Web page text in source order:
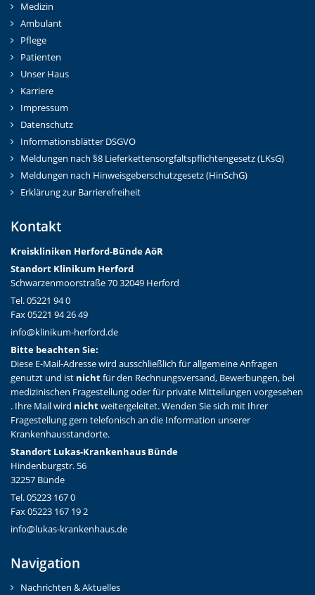
Medizin
Ambulant
Pflege
Patienten
Unser Haus
Karriere
Impressum
Datenschutz
Informationsblätter DSGVO
Meldungen nach §8 Lieferkettensorgfaltspflichtengesetz (LKsG)
Meldungen nach Hinweisgeberschutzgesetz (HinSchG)
Erklärung zur Barrierefreiheit
Kontakt
Kreiskliniken Herford-Bünde AöR
Standort Klinikum Herford
Schwarzenmoorstraße 70 32049 Herford
Tel. 05221 94 0
Fax 05221 94 26 49
info@klinikum-herford.de
Bitte beachten Sie:
Diese E-Mail-Adresse wird ausschließlich für allgemeine Anfragen
genutzt und ist nichtfür den Rechnungsversand, Bewerbungen, bei
medizinischen Fragestellung oder für private Mitteilungen vorgesehen
. Ihre Mail wird nichtweitergeleitet. Wenden Sie sich mit Ihrer
Fragestellung gern telefonisch an die Information unserer
Krankenhausstandorte.
Standort Lukas-Krankenhaus Bünde
Hindenburgstr. 56
32257 Bünde
Tel. 05223 167 0
Fax 05223 167 19 2
info@lukas-krankenhaus.de
Navigation
Nachrichten & Aktuelles